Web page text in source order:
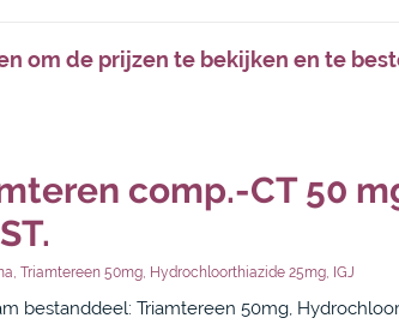
om de prijzen te bekijken en te
comp.-CT 50
, Triamtereen 50mg, Hydrochloorthiazide 25mg, IGJ
bestanddeel: Triamtereen 50mg,